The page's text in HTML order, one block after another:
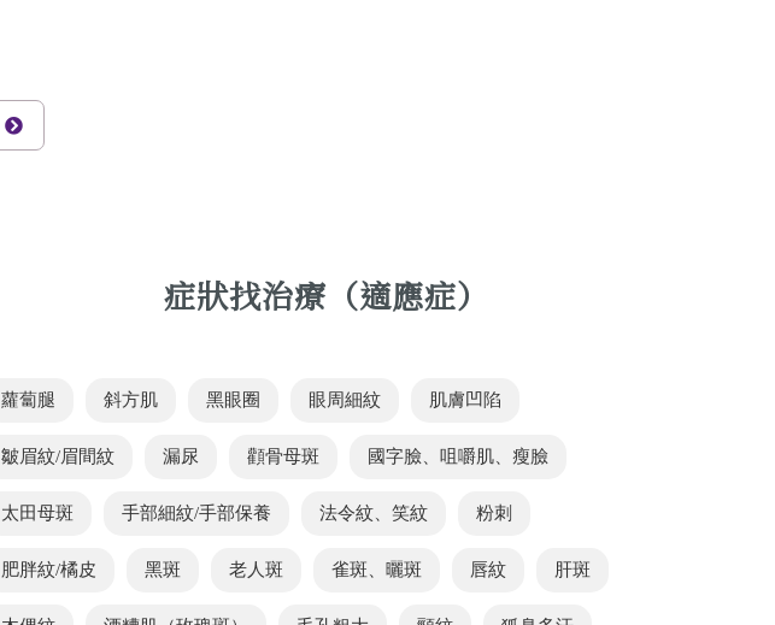
症狀找治療（適應症）
蘿蔔腿 斜方肌 黑眼圈 眼周細紋 肌膚凹陷
皺眉紋/眉間紋 漏尿 顴骨母斑 國字臉、咀嚼肌、瘦臉
太田母斑 手部細紋/手部保養 法令紋、笑紋 粉刺
肥胖紋/橘皮 黑斑 老人斑 雀斑、曬斑 唇紋 肝斑